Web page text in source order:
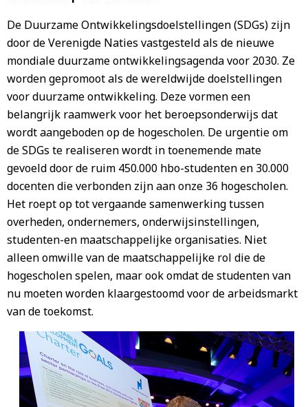
De Duurzame Ontwikkelingsdoelstellingen (SDGs) zijn
door de Verenigde Naties vastgesteld als de nieuwe
mondiale duurzame ontwikkelingsagenda voor 2030. Ze
worden gepromoot als de wereldwijde doelstellingen
voor duurzame ontwikkeling. Deze vormen een
belangrijk raamwerk voor het beroepsonderwijs dat
wordt aangeboden op de hogescholen. De urgentie om
de SDGs te realiseren wordt in toenemende mate
gevoeld door de ruim 450.000 hbo-studenten en 30.000
docenten die verbonden zijn aan onze 36 hogescholen.
Het roept op tot vergaande samenwerking tussen
overheden, ondernemers, onderwijsinstellingen,
studenten-en maatschappelijke organisaties. Niet
alleen omwille van de maatschappelijke rol die de
hogescholen spelen, maar ook omdat de studenten van
nu moeten worden klaargestoomd voor de arbeidsmarkt
van de toekomst.